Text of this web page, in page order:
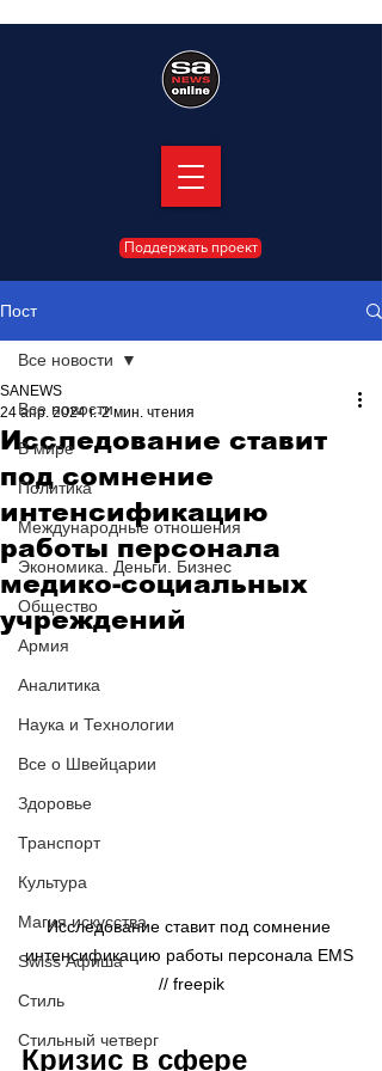
Поддержать проект
Пост
Все новости
В мире
Политика
Международные отношения
Экономика. Деньги. Бизнес
Общество
Армия
Аналитика
Наука и Технологии
Все о Швейцарии
Здоровье
Транспорт
Культура
Магия искусства
Swiss Афиша
Стиль
Стильный четверг
Все новости
Исследование ставит
под сомнение
интенсификацию
работы персонала
медико-социальных
учреждений
SANEWS
24 апр. 2024 г. 2 мин. чтения
Исследование ставит под сомнение
интенсификацию работы персонала EMS
// freepik
Кризис в сфере